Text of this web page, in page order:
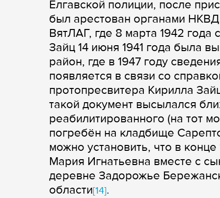
Елгавской полиции, после
был арестован органами
ВятЛАГ, где 8 марта 1942 года
Зайц 14 июня 1941 года была
район, где в 1947 году
появляется в связи со
протопресвитера Кирилла
такой документ высылался
реабилитированного (на тот
погребён на кладбище
можно установить, что в
Мария Игнатьевна вместе с
деревне Задорожье
области[14].